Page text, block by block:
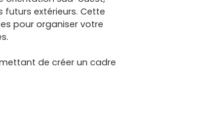
extérieurs. Cette
pour organiser votre
de créer un cadre